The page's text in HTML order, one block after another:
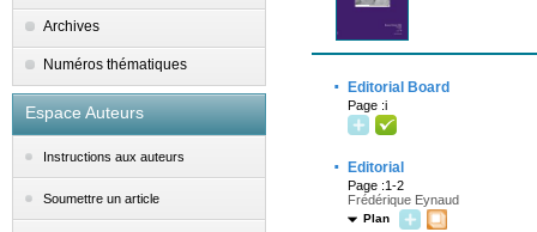
Archives
Numéros thématiques
Espace Auteurs
Instructions aux auteurs
Soumettre un article
· Editorial Board
Page :i
· Editorial
Page :1-2
Frédérique Eynaud
Plan